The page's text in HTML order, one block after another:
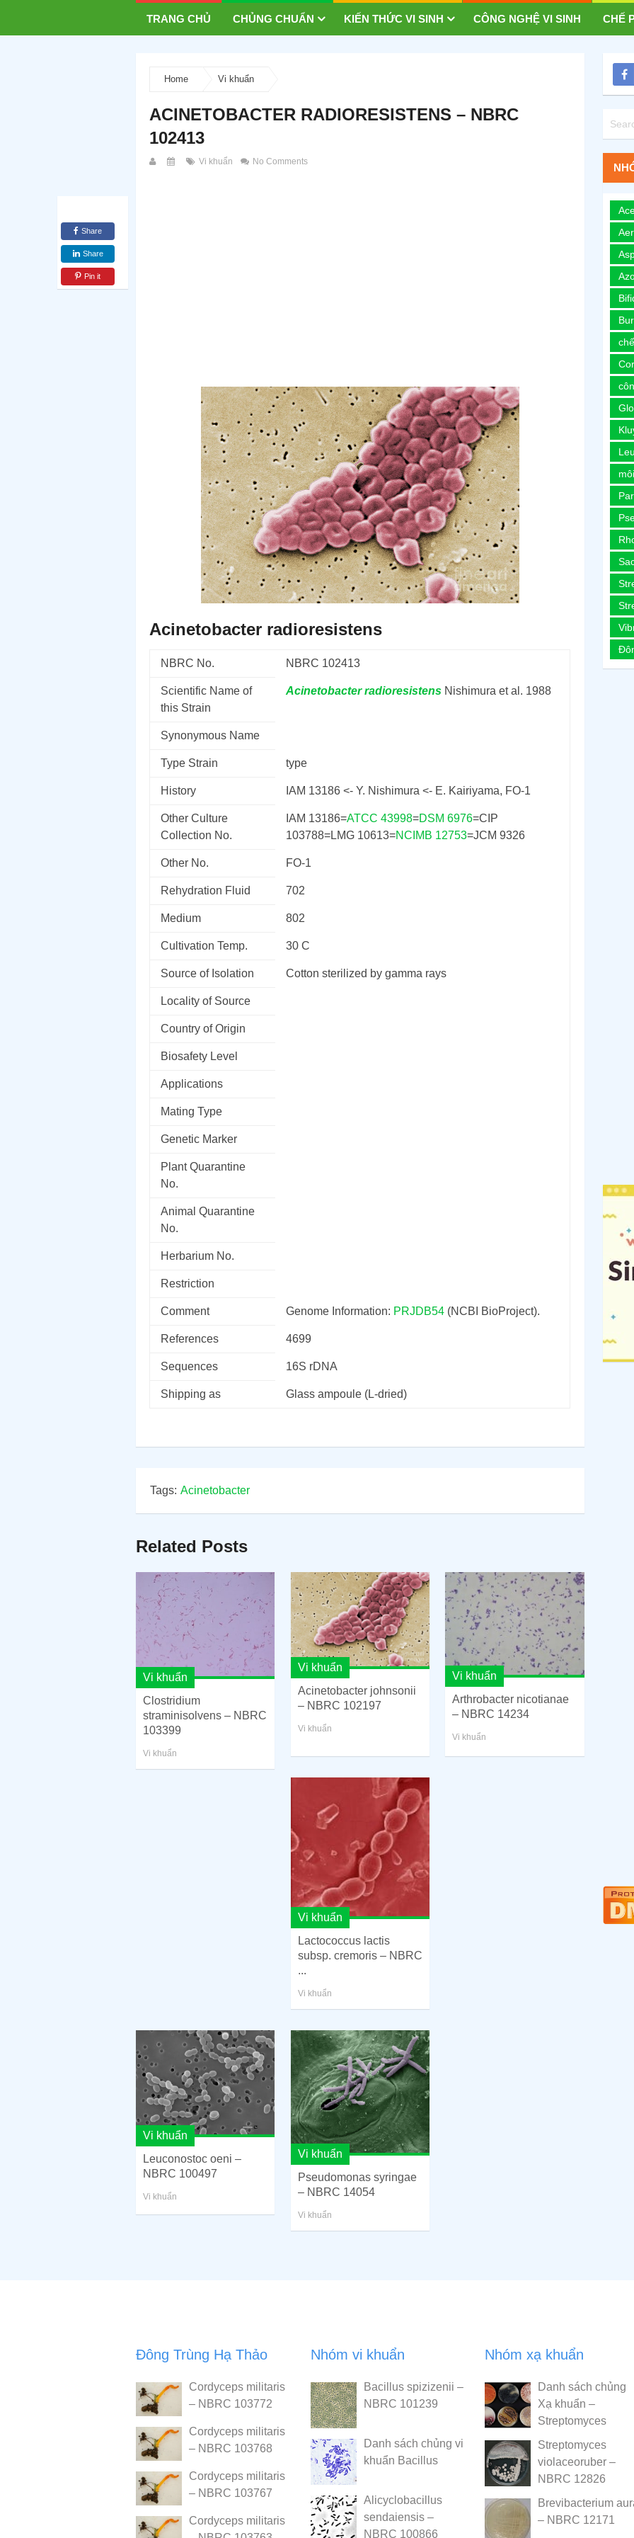
TRANG CHỦ CHỦNG CHUẨN KIẾN THỨC VI SINH CÔNG NGHỆ VI SINH CHẾ
Home Vi khuẩn
ACINETOBACTER RADIORESISTENS – NBRC
102413
Vi khuẩn No Comments
Share
Share
Pin it
Acinetobacter radioresistens
NBRC No. NBRC 102413
Scientific Name of
this Strain
Acinetobacter radioresistens Nishimura et al. 1988
Synonymous Name
Type Strain type
History IAM 13186 <- Y. Nishimura <- E. Kairiyama, FO-1
Other Culture
Collection No.
IAM 13186=ATCC 43998=DSM 6976=CIP
103788=LMG 10613=NCIMB 12753=JCM 9326
Other No. FO-1
Rehydration Fluid 702
Medium 802
Cultivation Temp. 30 C
Source of Isolation Cotton sterilized by gamma rays
Locality of Source
Country of Origin
Biosafety Level
Applications
Mating Type
Genetic Marker
Plant Quarantine
No.
Animal Quarantine
No.
Herbarium No.
Restriction
Comment Genome Information: PRJDB54 (NCBI BioProject).
References 4699
Sequences 16S rDNA
Shipping as Glass ampoule (L-dried)
Tags: Acinetobacter
Related Posts
Vi khuẩn
Clostridium
straminisolvens – NBRC
103399
Vi khuẩn
Vi khuẩn
Acinetobacter johnsonii
– NBRC 102197
Vi khuẩn
Vi khuẩn
Arthrobacter nicotianae
– NBRC 14234
Vi khuẩn
Vi khuẩn
Lactococcus lactis
subsp. cremoris – NBRC
...
Vi khuẩn
Vi khuẩn
Leuconostoc oeni –
NBRC 100497
Vi khuẩn
Vi khuẩn
Pseudomonas syringae
– NBRC 14054
Vi khuẩn
Đông Trùng Hạ Thảo
Cordyceps militaris
– NBRC 103772
Cordyceps militaris
– NBRC 103768
Cordyceps militaris
– NBRC 103767
Cordyceps militaris
Nhóm vi khuẩn
Bacillus spizizenii –
NBRC 101239
Danh sách chủng vi
khuẩn Bacillus
Alicyclobacillus
sendaiensis –
NBRC 100866
Nhóm xạ khuẩn
Danh sách chủng
Xạ khuẩn –
Streptomyces
Streptomyces
violaceoruber –
NBRC 12826
Brevibacterium
– NBRC 12171